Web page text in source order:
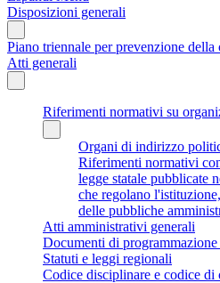
Disposizioni generali
Piano triennale per prevenzione della
Atti generali
Riferimenti normativi su
Organi di indirizzo
Riferimenti normativi
legge statale pubblicate
che regolano
delle pubbliche
Atti amministrativi generali
Documenti di programmazione
Statuti e leggi regionali
Codice disciplinare e codice di